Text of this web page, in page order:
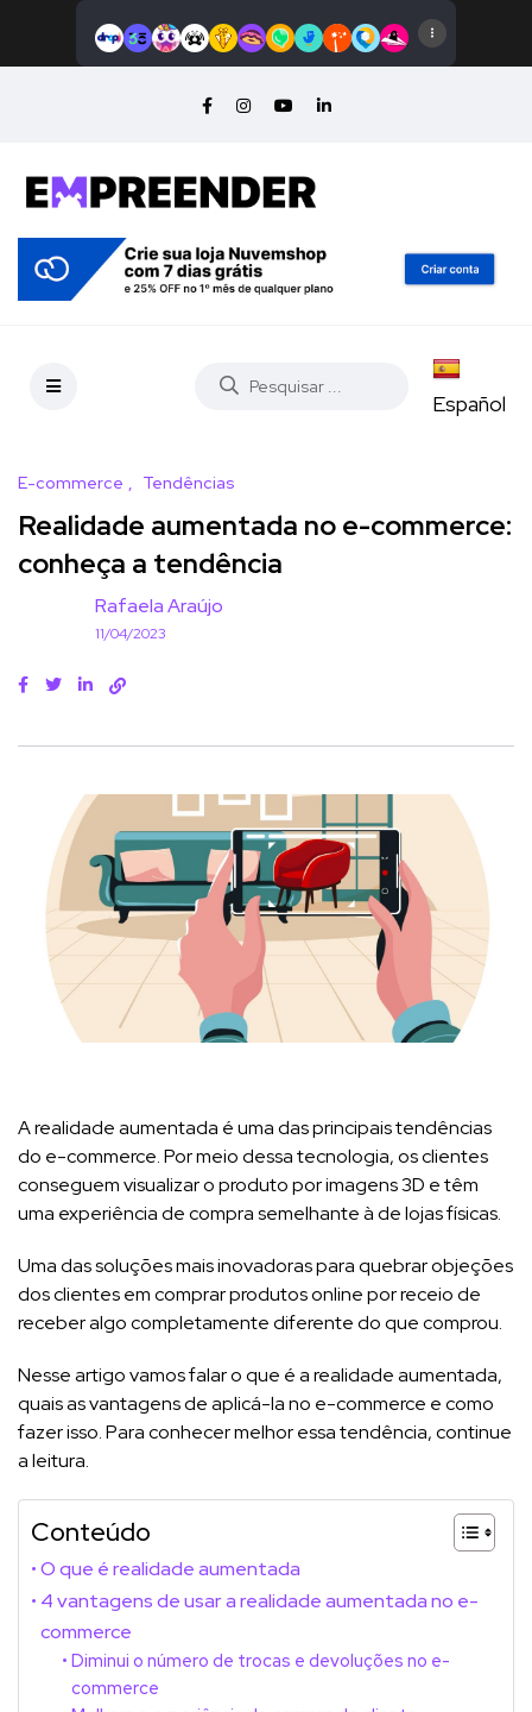
Español
E-commerce Tendências
Realidade aumentada no e-commerce:
conheça a tendência
Rafaela Araújo
11/04/2023
A realidade aumentada é uma das principais tendências
do e-commerce. Por meio dessa tecnologia, os clientes
conseguem visualizar o produto por imagens 3D e têm
uma experiência de compra semelhante à de lojas físicas.
Uma das soluções mais inovadoras para quebrar objeções
dos clientes em comprar produtos online por receio de
receber algo completamente diferente do que comprou.
Nesse artigo vamos falar o que é a realidade aumentada,
quais as vantagens de aplicá-la no e-commerce e como
fazer isso. Para conhecer melhor essa tendência, continue
a leitura.
Conteúdo
O que é realidade aumentada
4 vantagens de usar a realidade aumentada no e-
commerce
Diminui o número de trocas e devoluções no e-
commerce